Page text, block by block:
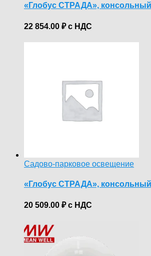
«Глобус СТРАДА»,
22 854.00 ₽с НДС
Садово-парковое освещение
«Глобус СТРАДА»,
20 509.00 ₽с НДС